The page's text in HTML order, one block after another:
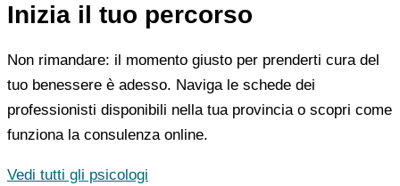
Inizia il tuo percorso
Non rimandare: il momento giusto per prenderti cura del
tuo benessere è adesso. Naviga le schede dei
professionisti disponibili nella tua provincia o scopri come
funziona la consulenza online.
Vedi tutti gli psicologi